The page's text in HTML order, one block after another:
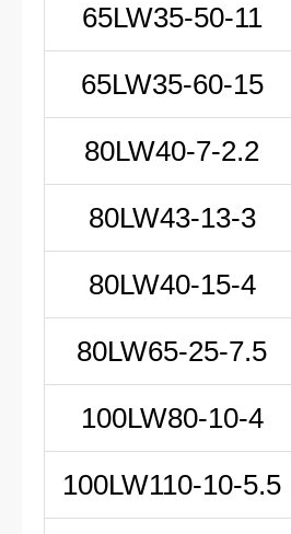
65LW35-50-11
65LW35-60-15
80LW40-7-2.2
80LW43-13-3
80LW40-15-4
80LW65-25-7.5
100LW80-10-4
100LW110-10-5.5